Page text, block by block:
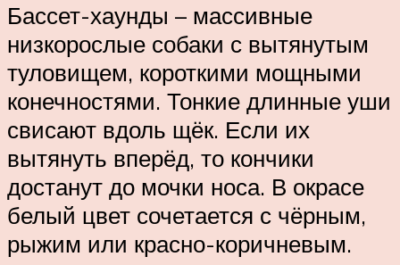
Бассет-хаунды – массивные
низкорослые собаки с вытянутым
туловищем, короткими мощными
конечностями. Тонкие длинные уши
свисают вдоль щёк. Если их
вытянуть вперёд, то кончики
достанут до мочки носа. В окрасе
белый цвет сочетается с чёрным,
рыжим или красно-коричневым.